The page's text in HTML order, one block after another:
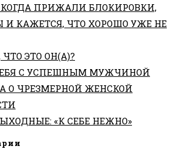
КОГДА ПРИЖАЛИ БЛОКИРОВКИ,
И КАЖЕТСЯ, ЧТО ХОРОШО УЖЕ НЕ
ЭТО ОН(А)?
С УСПЕШНЫМ МУЖЧИНОЙ
О ЧРЕЗМЕРНОЙ ЖЕНСКОЙ
«К СЕБЕ НЕЖНО»